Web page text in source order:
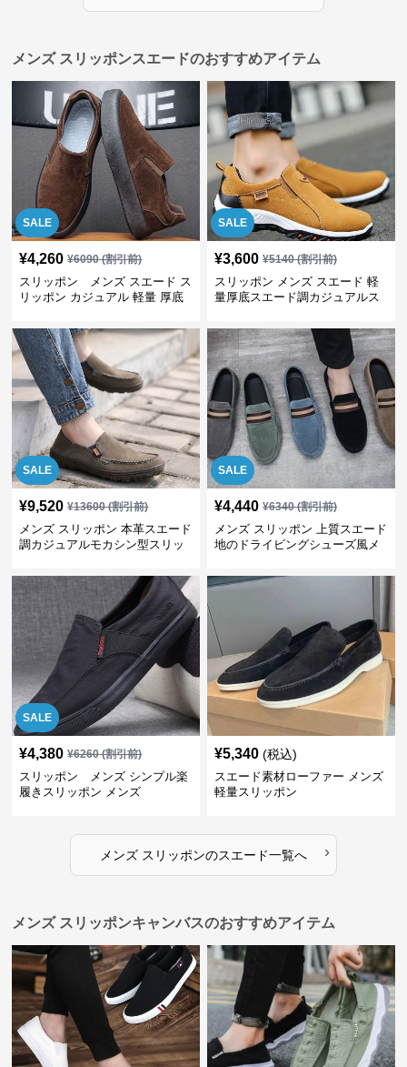
メンズ スリッポンスエードのおすすめアイテム
SALE
¥4,260 ¥6090(割引前)
スリッポン メンズ スエード ス
リッポン カジュアル 軽量 厚底
SALE
¥3,600 ¥5140(割引前)
スリッポン メンズ スエード 軽
量厚底スエード調カジュアルス
SALE
¥9,520 ¥13600(割引前)
メンズ スリッポン 本革スエード
調カジュアルモカシン型スリッ
SALE
¥4,440 ¥6340(割引前)
メンズ スリッポン 上質スエード
地のドライビングシューズ風メ
SALE
¥4,380 ¥6260(割引前)
スリッポン メンズ シンプル楽
履きスリッポン メンズ
¥5,340 (税込)
スエード素材ローファー メンズ
軽量スリッポン
メンズ スリッポンのスエード一覧へ ›
メンズ スリッポンキャンバスのおすすめアイテム